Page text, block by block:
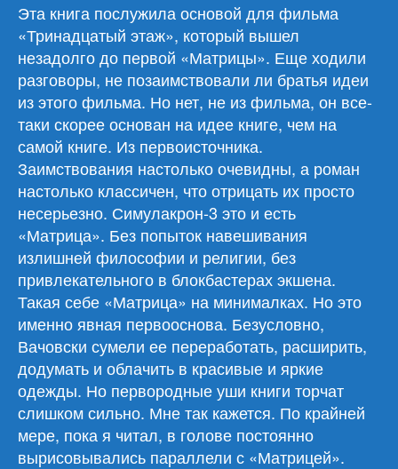
Эта книга послужила основой для фильма
«Тринадцатый этаж», который вышел
незадолго до первой «Матрицы». Еще ходили
разговоры, не позаимствовали ли братья идеи
из этого фильма. Но нет, не из фильма, он все-
таки скорее основан на идее книге, чем на
самой книге. Из первоисточника.
Заимствования настолько очевидны, а роман
настолько классичен, что отрицать их просто
несерьезно. Симулакрон-3 это и есть
«Матрица». Без попыток навешивания
излишней философии и религии, без
привлекательного в блокбастерах экшена.
Такая себе «Матрица» на минималках. Но это
именно явная первооснова. Безусловно,
Вачовски сумели ее переработать, расширить,
додумать и облачить в красивые и яркие
одежды. Но первородные уши книги торчат
слишком сильно. Мне так кажется. По крайней
мере, пока я читал, в голове постоянно
вырисовывались параллели с «Матрицей».